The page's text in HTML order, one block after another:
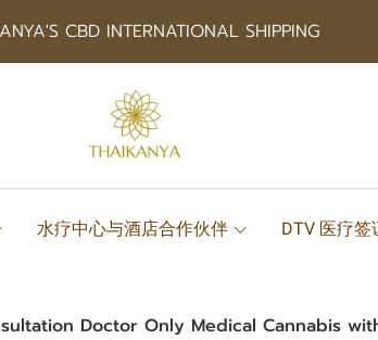
CBD INTERNATIONAL SHIPPING
水疗中心与酒店合作伙伴 DTV 医疗
Doctor Only Medical Cannabis